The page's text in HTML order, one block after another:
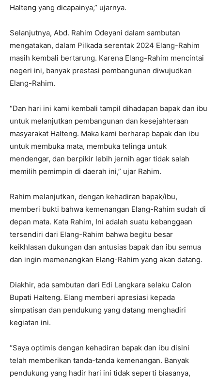
Halteng yang dicapainya,” ujarnya.
Selanjutnya, Abd. Rahim Odeyani dalam sambutan
mengatakan, dalam Pilkada serentak 2024 Elang-Rahim
masih kembali bertarung. Karena Elang-Rahim mencintai
negeri ini, banyak prestasi pembangunan diwujudkan
Elang-Rahim.
“Dan hari ini kami kembali tampil dihadapan bapak dan ibu
untuk melanjutkan pembangunan dan kesejahteraan
masyarakat Halteng. Maka kami berharap bapak dan ibu
untuk membuka mata, membuka telinga untuk
mendengar, dan berpikir lebih jernih agar tidak salah
memilih pemimpin di daerah ini,” ujar Rahim.
Rahim melanjutkan, dengan kehadiran bapak/ibu,
memberi bukti bahwa kemenangan Elang-Rahim sudah di
depan mata. Kata Rahim, Ini adalah suatu kebanggaan
tersendiri dari Elang-Rahim bahwa begitu besar
keikhlasan dukungan dan antusias bapak dan ibu semua
dan ingin memenangkan Elang-Rahim yang akan datang.
Diakhir, ada sambutan dari Edi Langkara selaku Calon
Bupati Halteng. Elang memberi apresiasi kepada
simpatisan dan pendukung yang datang menghadiri
kegiatan ini.
“Saya optimis dengan kehadiran bapak dan ibu disini
telah memberikan tanda-tanda kemenangan. Banyak
pendukung yang hadir hari ini tidak seperti biasanya,